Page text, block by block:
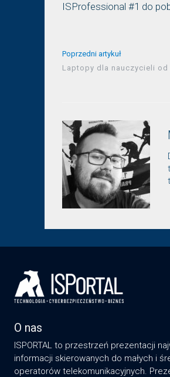
ISProfessional #1 do
Poprzedni artykuł
Laptopy dla nauczycieli
O nas
ISPORTAL to przestrzeń prezentacji
informacji skierowanych do małych i
operatorów telekomunikacyjnych.